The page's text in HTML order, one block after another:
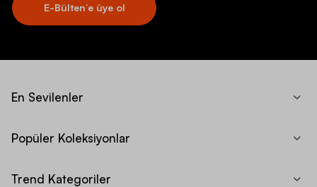
E-Bülten’e üye ol
En Sevilenler
Popüler Koleksiyonlar
Trend Kategoriler